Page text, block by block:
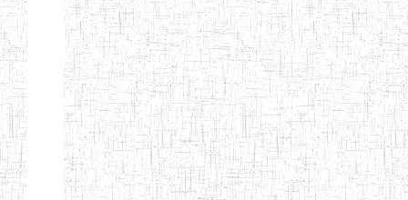
Etablissements
d'enseignement
normal